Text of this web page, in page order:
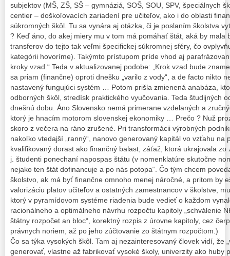
subjektov (MŠ, ZŠ, SŠ – gymnáziá, SOŠ, SOU, SPV, špeciálnych
centier – doškoľovacích zariadení pre učiteľov, ako i do oblasti
súkromných škôl. Tu sa vynára aj otázka, či je poslaním školstva
? Keď áno, do akej miery mu v tom má pomáhať štát, aká by mala
transferov do tejto tak veľmi špecifickej súkromnej sféry, čo
kategórii hovoríme). Takýmto prístupom príde vhod aj
kroky vzad.“ Teda v aktualizovanej podobe: „Krok vzad bude
sa priam (finančne) oproti dnešku „varilo z vody“, a de facto nikto
nastavený fungujúci systém … Potom prišla zmienená anabáza,
odborných škôl, stredísk praktického vyučovania. Teda študijných
dnešnú dobu. Áno Slovensko nemá primerane vzdelaných a
ktorý je hnacím motorom slovenskej ekonomiky … Prečo ? Nuž
skoro z večera na ráno zrušené. Pri transformácii výrobných
nakoľko vtedajší „ranný“, nanovo generovaný kapitál vo vzťahu na
kvalifikovaný dorast ako finančný balast, záťaž, ktorá ukrajovala zo
j. študenti ponechaní napospas štátu (v nomenklatúre skutočne
nejako ten štát dofinancuje a po nás potopa“. Čo tým chcem
školstvo, ak má byť finančne omnoho menej náročné, a pritom by
valorizáciu platov učiteľov a ostatných zamestnancov v školstve,
ktorý v pyramídovom systéme riadenia bude vedieť o každom
racionálneho a optimálneho návrhu rozpočtu kapitoly „schválenie
štátny rozpočet an bloc“, korektný rozpis z úrovne kapitoly, cez
právnych noriem, až po jeho zúčtovanie zo štátnym rozpočtom.)
Čo sa týka vysokých škôl. Tam aj nezainteresovaný človek vidí, že
generovať, vlastne až fabrikovať vysoké školy, univerzity ako huby